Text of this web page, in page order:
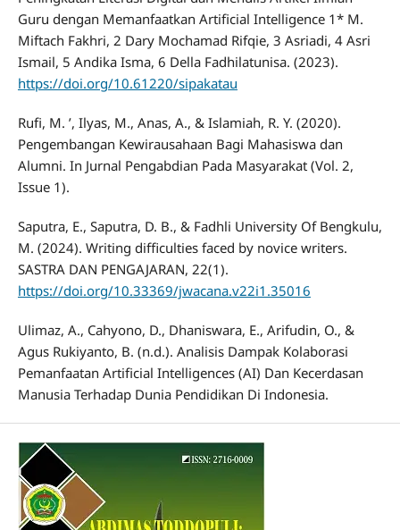
Guru dengan Memanfaatkan Artificial Intelligence 1* M.
Miftach Fakhri, 2 Dary Mochamad Rifqie, 3 Asriadi, 4 Asri
Ismail, 5 Andika Isma, 6 Della Fadhilatunisa. (2023).
https://doi.org/10.61220/sipakatau
Rufi, M. ’, Ilyas, M., Anas, A., & Islamiah, R. Y. (2020).
Pengembangan Kewirausahaan Bagi Mahasiswa dan
Alumni. In Jurnal Pengabdian Pada Masyarakat (Vol. 2,
Issue 1).
Saputra, E., Saputra, D. B., & Fadhli University Of Bengkulu,
M. (2024). Writing difficulties faced by novice writers.
SASTRA DAN PENGAJARAN, 22(1).
https://doi.org/10.33369/jwacana.v22i1.35016
Ulimaz, A., Cahyono, D., Dhaniswara, E., Arifudin, O., &
Agus Rukiyanto, B. (n.d.). Analisis Dampak Kolaborasi
Pemanfaatan Artificial Intelligences (AI) Dan Kecerdasan
Manusia Terhadap Dunia Pendidikan Di Indonesia.